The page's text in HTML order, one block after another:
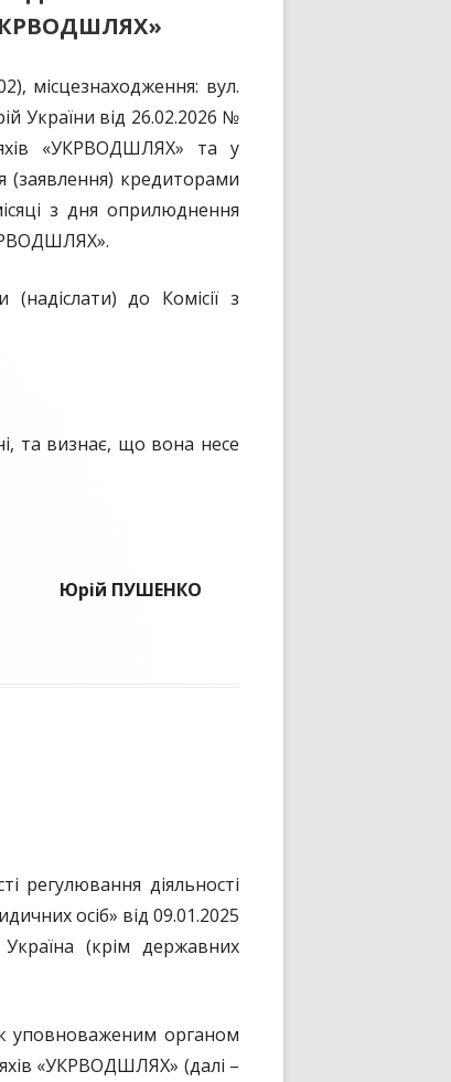
ЗАХОДІВ НА 2024
НА 2025
ЗАХОДІВ НА 2026
ЗВІТ ЗА 2023 РІК
ЗВІТ ЗА 2024 РІК
ЗВІТ ЗА 2025 РІК
ПРО
ПРО КОНФЛІКТ
ШЛЮЗ
ШЛЮЗ
місцезнаходження: вул.
України від 26.02.2026 №
«УКРВОДШЛЯХ» та у
(заявлення) кредиторами
з дня оприлюднення
до Комісії з
та визнає, що вона несе
ПУШЕНКО
діяльності
осіб» від 09.01.2025
(крім державних
уповноваженим органом
«УКРВОДШЛЯХ» (далі –